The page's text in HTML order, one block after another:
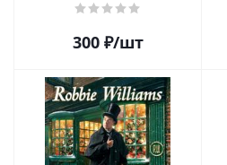
(CD)
300₽/шт